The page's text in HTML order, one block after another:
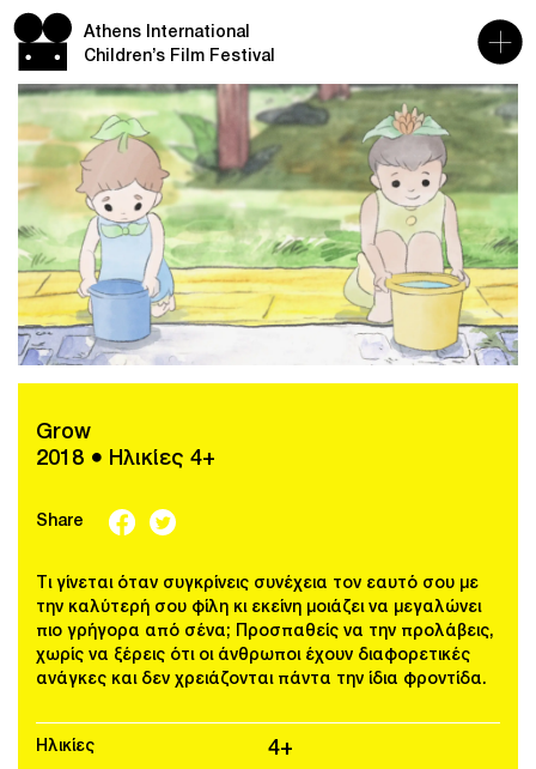
Athens International
Children’s Film Festival
Grow
2018 ● Ηλικίες 4+
Share
Τι γίνεται όταν συγκρίνεις συνέχεια τον εαυτό σου με
την καλύτερή σου φίλη κι εκείνη μοιάζει να μεγαλώνει
πιο γρήγορα από σένα; Προσπαθείς να την προλάβεις,
χωρίς να ξέρεις ότι οι άνθρωποι έχουν διαφορετικές
ανάγκες και δεν χρειάζονται πάντα την ίδια φροντίδα.
Ηλικίες 4+